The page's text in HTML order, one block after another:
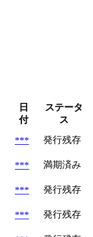
日
付
ステータ
ス
***
発行残存
***
満期済み
***
発行残存
***
発行残存